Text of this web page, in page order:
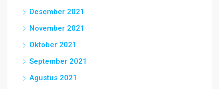
Desember 2021
November 2021
Oktober 2021
September 2021
Agustus 2021